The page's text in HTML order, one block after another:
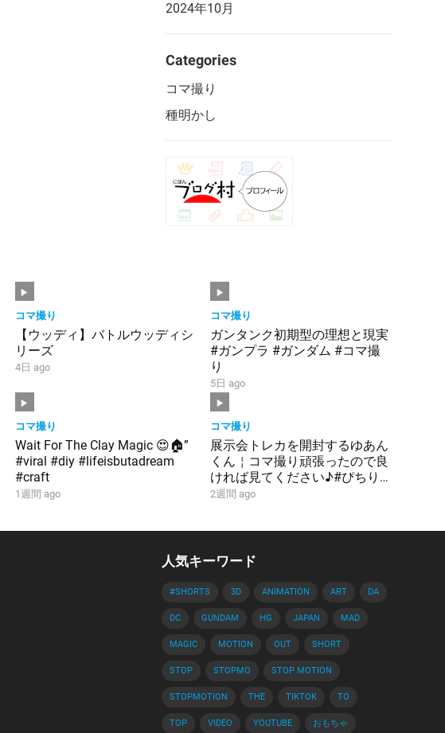
2024年10月
Categories
コマ撮り
種明かし
コマ撮り
【ウッディ】バトルウッディシ
リーズ
4日 ago
コマ撮り
ガンタンク初期型の理想と現実
#ガンプラ #ガンダム #コマ撮
り
5日 ago
コマ撮り
Wait For The Clay Magic 😍🏠”
#viral #diy #lifeisbutadream
#craft
1週間 ago
コマ撮り
展示会トレカを開封するゆあん
くん￤コマ撮り頑張ったので良
ければ見てください♪#ぴちり
す #からぴち #ゆあんくん #グ
2週間 ago
人気キーワード
#SHORTS 3D ANIMATION ART DA
DC GUNDAM HG JAPAN MAD
MAGIC MOTION OUT SHORT
STOP STOPMO STOP MOTION
STOPMOTION THE TIKTOK TO
TOP VIDEO YOUTUBE おもちゃ